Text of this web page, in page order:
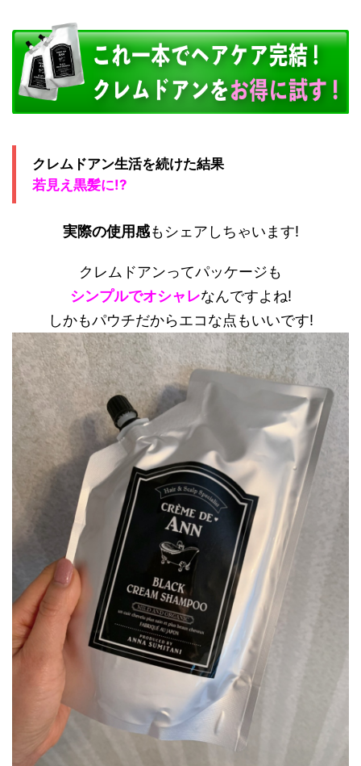
クレムドアン生活を続けた結果
若見え黒髪に!?
実際の使用感もシェアしちゃいます!
クレムドアンってパッケージも
シンプルでオシャレなんですよね!
しかもパウチだからエコな点もいいです!